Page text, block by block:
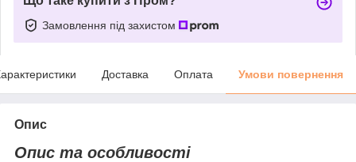
Замовлення під захистом
Доставка Оплата Умови повернення
Опис
Опис та особливості